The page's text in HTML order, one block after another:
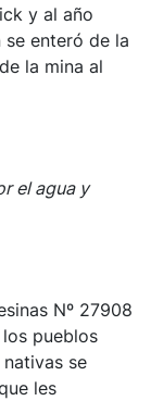
y al año
se enteró de la
la mina al
el agua y
Nº 27908
pueblos
se
les